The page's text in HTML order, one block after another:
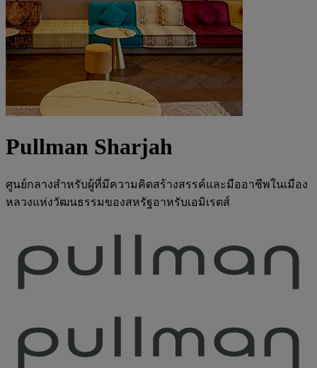
Pullman Sharjah
ศูนย์กลางสำหรับผู้ที่มีความคิดสร้างสรรค์และมืออาชีพในเมือง
หลวงแห่งวัฒนธรรมของสหรัฐอาหรับเอมิเรตส์